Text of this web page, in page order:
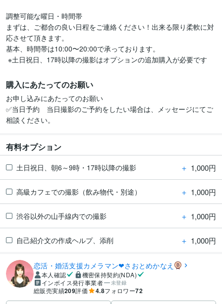
調整可能な曜日・時間帯
まずは、ご都合の良い日程をご連絡ください！出来る限り柔軟に対
応させて頂きます。
基本、時間帯は10:00〜20:00で承っております。
※土日祝日、17時以降の撮影はオプションの追加購入が必要です
購入にあたってのお願い
お申し込みにあたってのお願い
✅当日予約　当日撮影のご予約をしたい場合は、メッセージにてご
相談ください。
有料オプション
土日祝日、朝6～9時・17時以降の撮影 ＋ 1,000円
高級カフェでの撮影（飲み物代・別途） ＋ 1,000円
渋谷以外の山手線内での撮影 ＋ 1,000円
自己紹介文の作成ヘルプ、添削 ＋ 1,000円
恋活・婚活支援カメラマン❤さおとめかなえ
本人確認
機密保持契約(NDA)
インボイス発行事業者
未登録
総販売実績209評価 4.8フォロワー72